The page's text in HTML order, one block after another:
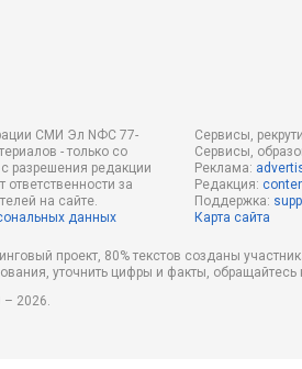
СМИ Эл NФС 77-
- только со
с разрешения редакции
ответственности за
на сайте.
данных
Сервисы,
Сервисы,
Реклама:
Редакция:
Поддержка:
Карта сайта
проект, 80% текстов созданы
уточнить цифры и факты,
– 2026.